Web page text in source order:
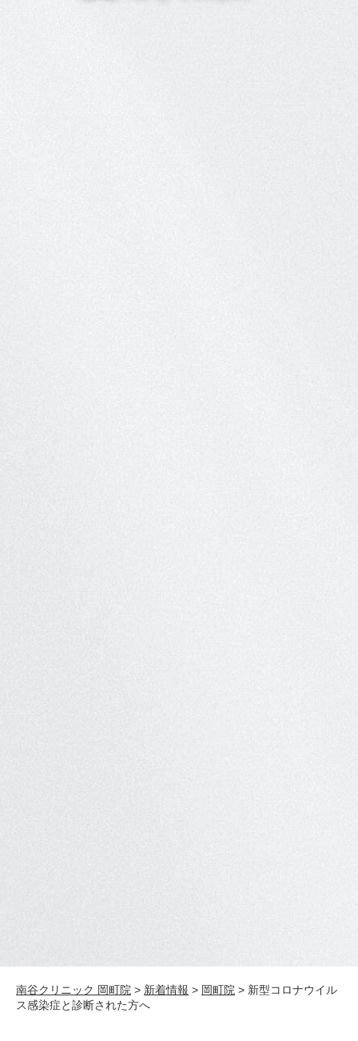
南谷クリニック 岡町院 > 新着情報 > 岡町院 > 新型コロナウイル
ス感染症と診断された方へ